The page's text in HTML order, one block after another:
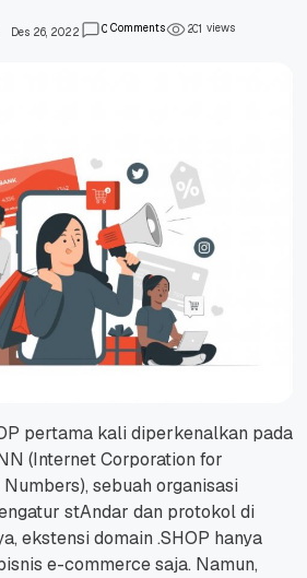
Des 26, 2022 0Comments 201 views
pertama kali diperkenalkan pada
(Internet Corporation for
sebuah organisasi
stAndar dan protokol di
ekstensi domain .SHOP hanya
e-commerce saja. Namun,